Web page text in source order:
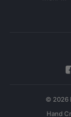
© 2026